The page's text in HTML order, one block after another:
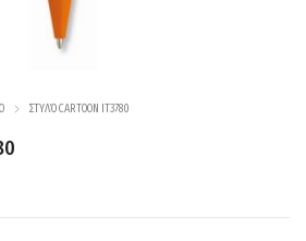
ΣΤΥΛΌ CARTOON IT3780